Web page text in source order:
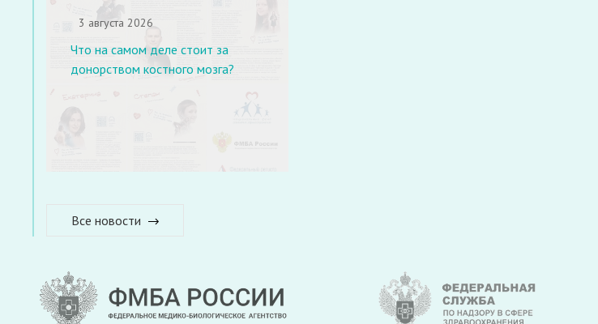
3 августа 2026
Что на самом деле стоит за
донорством костного мозга?
Все новости